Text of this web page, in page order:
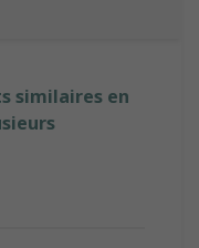
similaires en